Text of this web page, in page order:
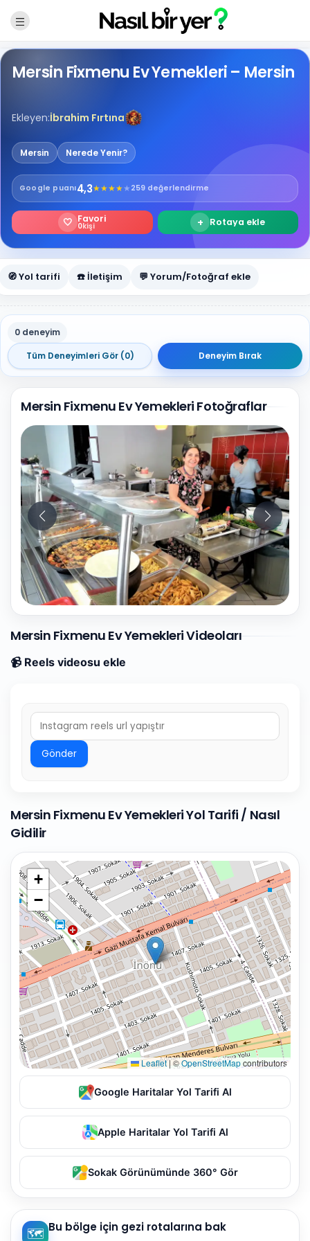
Mersin Fixmenu Ev Yemekleri – Mersin
Ekleyen:İbrahim Fırtına
Mersin Nerede Yenir?
Google puanı4,3★★★★★ 259 değerlendirme
🤍 Favori
0kişi + Rotaya ekle
🧭 Yol tarifi ☎️ İletişim 💬 Yorum/Fotoğraf ekle
0 deneyim
Tüm Deneyimleri Gör (0)
Deneyim Bırak
Mersin Fixmenu Ev Yemekleri Fotoğraflar
10 Fotoğraf
Mersin Fixmenu Ev Yemekleri Videoları
📹 Reels videosu ekle
Gönder
Mersin Fixmenu Ev Yemekleri Yol Tarifi / Nasıl
Gidilir
+
−
Leaflet|©OpenStreetMapcontributors
Google Haritalar Yol Tarifi Al
Apple Haritalar Yol Tarifi Al
Sokak Görünümünde 360° Gör
🗺️ Bu bölge için gezi rotalarına bak